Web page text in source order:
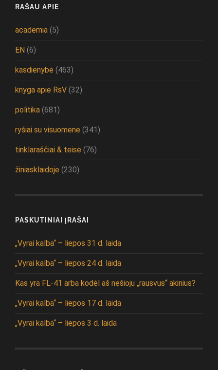
RAŠAU APIE
academia (5)
EN (6)
kasdienybė (463)
knyga apie RsV (32)
politika (681)
ryšiai su visuomene (341)
tinklaraščiai & teisė (76)
žiniasklaidoje (230)
PASKUTINIAI ĮRAŠAI
„Vyrai kalba“ – liepos 31 d. laida
„Vyrai kalba“ – liepos 24 d. laida
Kas yra FL-41 arba kodėl aš nešioju „rausvus“ akinius?
„Vyrai kalba“ – liepos 17 d. laida
„Vyrai kalba“ – liepos 3 d. laida